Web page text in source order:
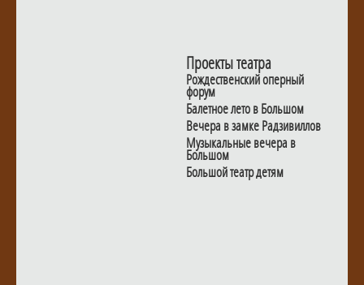
Проекты театра
Рождественский оперный
форум
Балетное лето в Большом
Вечера в замке Радзивиллов
Музыкальные вечера в
Большом
Большой театр детям